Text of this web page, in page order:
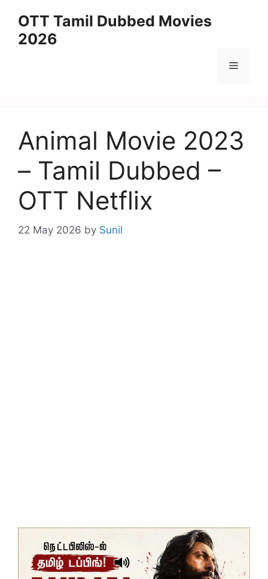
content
OTT Tamil Dubbed Movies
2026
Menu
Animal Movie 2023
– Tamil Dubbed –
OTT Netflix
22 May 2026 by Sunil